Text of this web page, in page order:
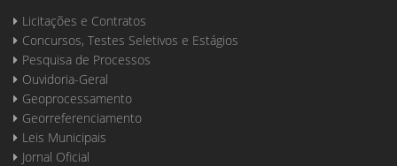
Licitações e Contratos
Concursos, Testes Seletivos e Estágios
Pesquisa de Processos
Ouvidoria-Geral
Geoprocessamento
Georreferenciamento
Leis Municipais
Jornal Oficial